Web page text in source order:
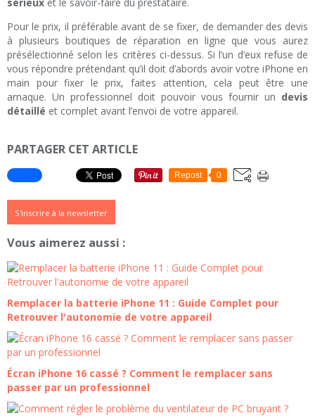
Pour le prix, il préférable avant de se fixer, de demander des devis
à plusieurs boutiques de réparation en ligne que vous aurez
présélectionné selon les critères ci-dessus. Si l’un d’eux refuse de
vous répondre prétendant qu’il doit d’abords avoir votre iPhone en
main pour fixer le prix, faites attention, cela peut être une
arnaque. Un professionnel doit pouvoir vous fournir un devis
détaillé et complet avant l’envoi de votre appareil.
PARTAGER CET ARTICLE
Repost 0
S'inscrire à la newsletter
Vous aimerez aussi :
Remplacer la batterie iPhone 11 : Guide Complet pour
Retrouver l'autonomie de votre appareil
Écran iPhone 16 cassé ? Comment le remplacer sans
passer par un professionnel